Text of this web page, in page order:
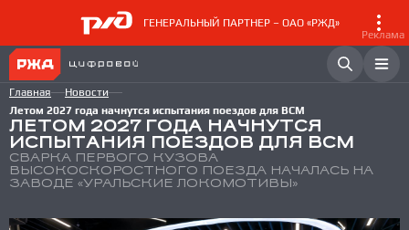
ГЕНЕРАЛЬНЫЙ ПАРТНЕР – ОАО «РЖД»
Реклама
Главная
Новости
Летом 2027 года начнутся испытания поездов для ВСМ
ЛЕТОМ 2027 ГОДА НАЧНУТСЯ
ИСПЫТАНИЯ ПОЕЗДОВ ДЛЯ ВСМ
СВАРКА ПЕРВОГО КУЗОВА
ВЫСОКОСКОРОСТНОГО ПОЕЗДА НАЧАЛАСЬ НА
ЗАВОДЕ «УРАЛЬСКИЕ ЛОКОМОТИВЫ»